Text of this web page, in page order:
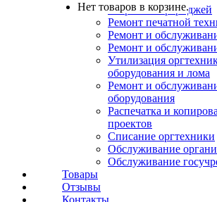
Нет товаров в корзине.
Заправка картриджей
Ремонт печатной
Ремонт и
Ремонт и
Утилизация
оборудования и лома
Ремонт и
оборудования
Распечатка и
проектов
Списание оргтехники
Обслуживание
Обслуживание
Товары
Отзывы
Контакты